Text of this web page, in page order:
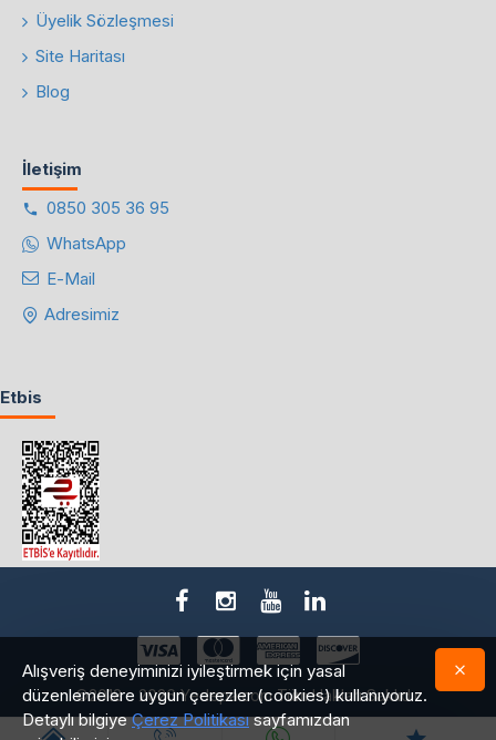
Alışveriş deneyiminizi iyileştirmek için yasal
düzenlemelere uygun çerezler (cookies) kullanıyoruz.
Detaylı bilgiyeÇerez Politikasısayfamızdan
Üyelik Sözleşmesi
Site Haritası
Blog
İletişim
0850 305 36 95
WhatsApp
E-Mail
Adresimiz
Etbis
©2018 - 2026 Yedepa.com Tüm Hakları Saklıdır.